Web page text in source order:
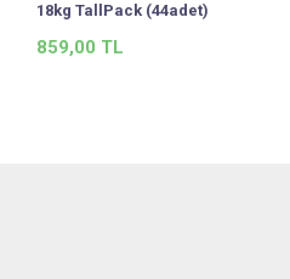
18kg TallPack (44adet)
859,00 TL